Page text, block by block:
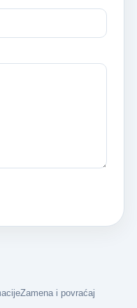
Zamena i povraćaj